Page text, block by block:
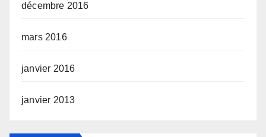
décembre 2016
mars 2016
janvier 2016
janvier 2013